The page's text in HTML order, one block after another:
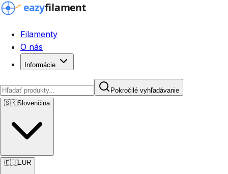
Filamenty
O nás
Informácie
Pokročilé vyhľadávanie
🇸🇰Slovenčina
🇪🇺EUR